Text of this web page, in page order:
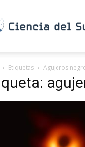
Etiquetas Agujeros